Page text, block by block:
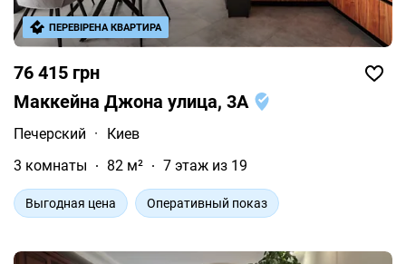
76 415 грн
Маккейна Джона улица, 3А
Печерский ·
Киев
3 комнаты
82 м² 7 этаж из 19
Выгодная цена Оперативный показ
ПЕРЕВІРЕНА КВАРТИРА